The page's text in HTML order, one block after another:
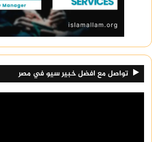
تواصل مع افضل خبير سيو في مصر